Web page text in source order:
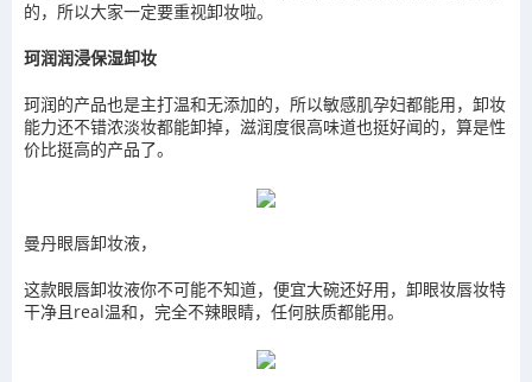
的，所以大家一定要重视卸妆啦。
珂润润浸保湿卸妆
珂润的产品也是主打温和无添加的，所以敏感肌孕妇都能用，卸妆
能力还不错浓淡妆都能卸掉，滋润度很高味道也挺好闻的，算是性
价比挺高的产品了。
曼丹眼唇卸妆液，
这款眼唇卸妆液你不可能不知道，便宜大碗还好用，卸眼妆唇妆特
干净且real温和，完全不辣眼睛，任何肤质都能用。